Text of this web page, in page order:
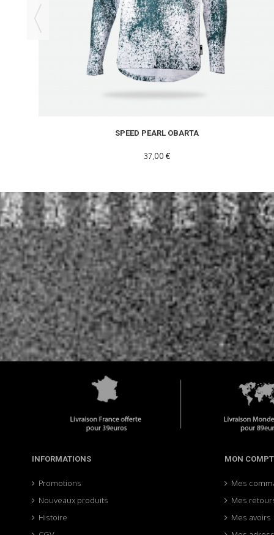
SPEED PEARL OBARTA
37,00 €
INFORMATIONS
Promotions
Nouveaux produits
Histoire
MON
Mes
Mes
Mes avoirs